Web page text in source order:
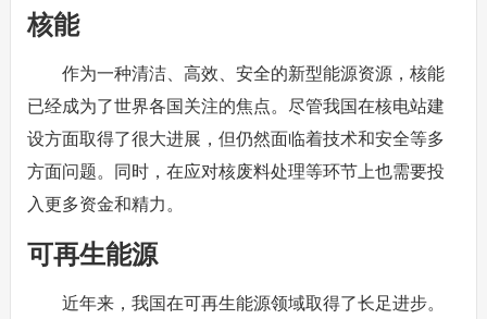
核能
作为一种清洁、高效、安全的新型能源资源，核能
已经成为了世界各国关注的焦点。尽管我国在核电站建
设方面取得了很大进展，但仍然面临着技术和安全等多
方面问题。同时，在应对核废料处理等环节上也需要投
入更多资金和精力。
可再生能源
近年来，我国在可再生能源领域取得了长足进步。